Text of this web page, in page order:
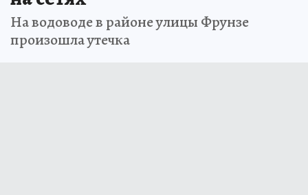
На водоводе в районе улицы Фрунзе
произошла утечка